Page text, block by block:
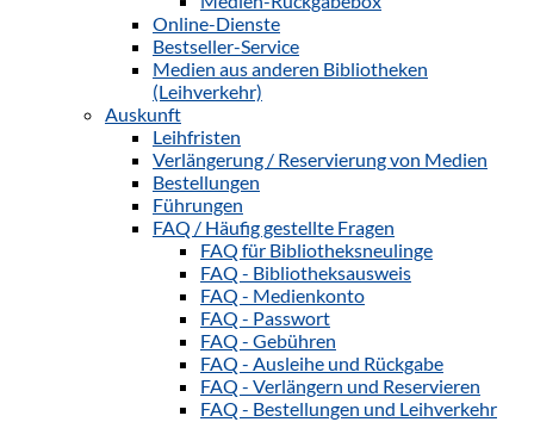
Online-Dienste
Bestseller-Service
Medien aus anderen Bibliotheken
(Leihverkehr)
Auskunft
Leihfristen
Verlängerung / Reservierung von Medien
Bestellungen
Führungen
FAQ / Häufig gestellte Fragen
FAQ für Bibliotheksneulinge
FAQ - Bibliotheksausweis
FAQ - Medienkonto
FAQ - Passwort
FAQ - Gebühren
FAQ - Ausleihe und Rückgabe
FAQ - Verlängern und Reservieren
FAQ - Bestellungen und Leihverkehr